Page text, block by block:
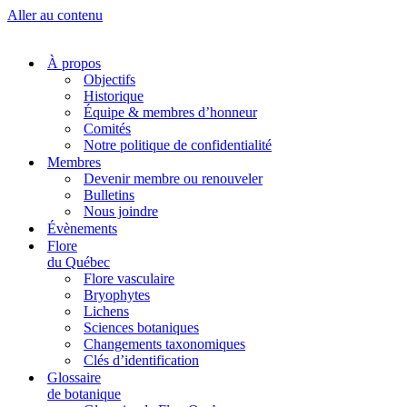
Aller au contenu
À propos
Objectifs
Historique
Équipe & membres d’honneur
Comités
Notre politique de confidentialité
Membres
Devenir membre ou renouveler
Bulletins
Nous joindre
Évènements
Flore
du Québec
Flore vasculaire
Bryophytes
Lichens
Sciences botaniques
Changements taxonomiques
Clés d’identification
Glossaire
de botanique